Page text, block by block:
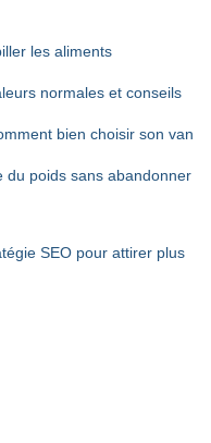
les aliments
normales et conseils
bien choisir son van
du poids sans abandonner
SEO pour attirer plus